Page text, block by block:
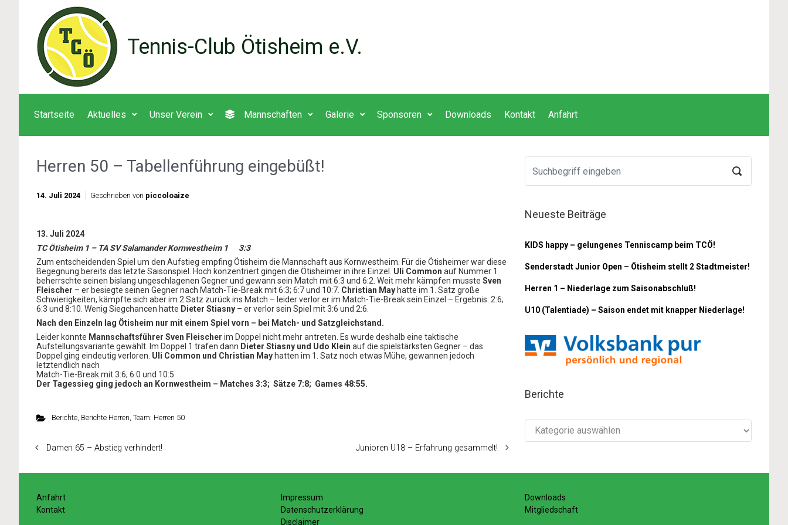
Zum Hauptinhalt springen
Tennis-Club Ötisheim e.V.
Startseite Aktuelles Unser Verein Mannschaften Galerie Sponsoren Downloads Kontakt Anfahrt
Herren 50 – Tabellenführung eingebüßt!
14. Juli 2024 Geschrieben von piccoloaize
13. Juli 2024
TC Ötisheim 1 – TA SV Salamander Kornwestheim 1 3:3
Zum entscheidenden Spiel um den Aufstieg empfing Ötisheim die Mannschaft aus Kornwestheim. Für die Ötisheimer war diese
Begegnung bereits das letzte Saisonspiel. Hoch konzentriert gingen die Ötisheimer in ihre Einzel. Uli Common auf Nummer 1
beherrschte seinen bislang ungeschlagenen Gegner und gewann sein Match mit 6:3 und 6:2. Weit mehr kämpfen musste Sven
Fleischer – er besiegte seinen Gegner nach Match-Tie-Break mit 6:3; 6:7 und 10:7. Christian May hatte im 1. Satz große
Schwierigkeiten, kämpfte sich aber im 2.Satz zurück ins Match – leider verlor er im Match-Tie-Break sein Einzel – Ergebnis: 2:6;
6:3 und 8:10. Wenig Siegchancen hatte Dieter Stiasny – er verlor sein Spiel mit 3:6 und 2:6.
Nach den Einzeln lag Ötisheim nur mit einem Spiel vorn – bei Match- und Satzgleichstand.
Leider konnte Mannschaftsführer Sven Fleischer im Doppel nicht mehr antreten. Es wurde deshalb eine taktische
Aufstellungsvariante gewählt. Im Doppel 1 trafen dann Dieter Stiasny und Udo Klein auf die spielstärksten Gegner – das
Doppel ging eindeutig verloren. Uli Common und Christian May hatten im 1. Satz noch etwas Mühe, gewannen jedoch
letztendlich nach
Match-Tie-Break mit 3:6; 6:0 und 10:5.
Der Tagessieg ging jedoch an Kornwestheim – Matches 3:3; Sätze 7:8; Games 48:55.
Berichte, Berichte Herren, Team: Herren 50
Damen 65 – Abstieg verhindert! Junioren U18 – Erfahrung gesammelt!
Neueste Beiträge
KIDS happy – gelungenes Tenniscamp beim TCÖ!
Senderstadt Junior Open – Ötisheim stellt 2 Stadtmeister!
Herren 1 – Niederlage zum Saisonabschluß!
U10 (Talentiade) – Saison endet mit knapper Niederlage!
Berichte
Berichte
Anfahrt
Kontakt
Impressum
Datenschutzerklärung
Disclaimer
Downloads
Mitgliedschaft